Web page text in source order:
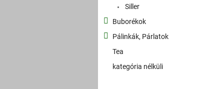
Siller
Buborékok
Pálinkák, Párlatok
Tea
kategória nélküli